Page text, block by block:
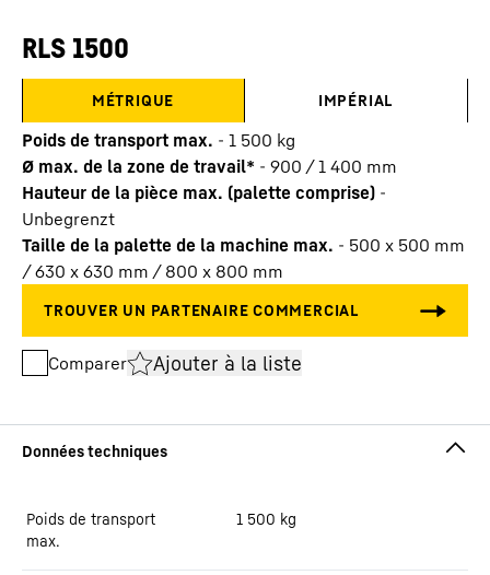
RLS 1500
MÉTRIQUE IMPÉRIAL
Poids de transport max. - 1 500 kg
Ø max. de la zone de travail* - 900 / 1 400 mm
Hauteur de la pièce max. (palette comprise) -
Unbegrenzt
Taille de la palette de la machine max. - 500 x 500 mm
/ 630 x 630 mm / 800 x 800 mm
Comparer Ajouter à la liste
Poids de transport
max.
1 500 kg